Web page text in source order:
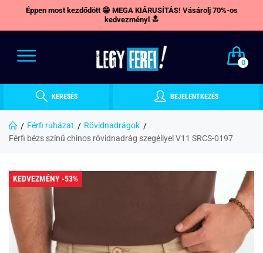
Éppen most kezdődött 😁 MEGA KIÁRUSÍTÁS! Vásárolj 70%-os
kedvezményl 🔝
0
KERESÉS BEJELENTKEZÉS
Férfi ruházat
Rövidnadrágok
Férfi bézs színű chinos rövidnadrág szegéllyel V11 SRCS-0197
KEDVEZMÉNY -53%